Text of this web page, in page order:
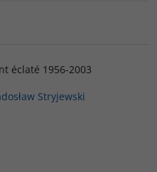
éclaté 1956-2003
Stryjewski